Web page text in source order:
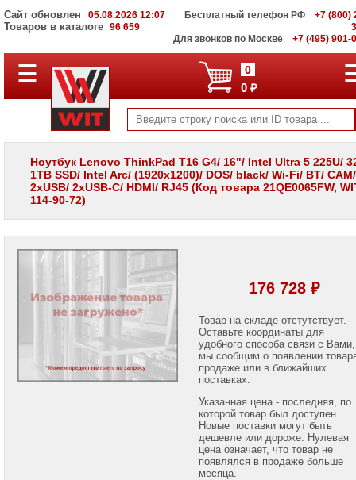
Сайт обновлен 05.08.2026 12:07
Товаров в каталоге 96 659
Бесплатный телефон РФ
+7 (800)
Для звонков по Москве
+7 (495) 901-
ПОЛНЫЙ
КАТАЛОГ
Корпоративные
серверы
WIT
Системы
хранения
данных
Мониторы
LCD
Проекторы
проекторов
☰ 0
0 ₽
Ноутбук Lenovo ThinkPad T16 G4/ 16"/ Intel Ultra 5 225U/
1TB SSD/ Intel Arc/ (1920x1200)/ DOS/ black/ Wi-Fi/ BT/ CAM/
2xUSB/ 2xUSB-C/ HDMI/ RJ45 (Код товара 21QE0065FW,
114-90-72)
176 728 ₽
Товар на складе отстутствует.
Оставьте координаты для
удобного способа связи с Вами,
мы сообщим о появлении
продаже или в ближайших
поставках.
Указанная цена - последняя, по
которой товар был доступен.
Новые поставки могут быть
дешевле или дороже. Нулевая
цена означает, что товар не
появлялся в продаже больше
месяца.